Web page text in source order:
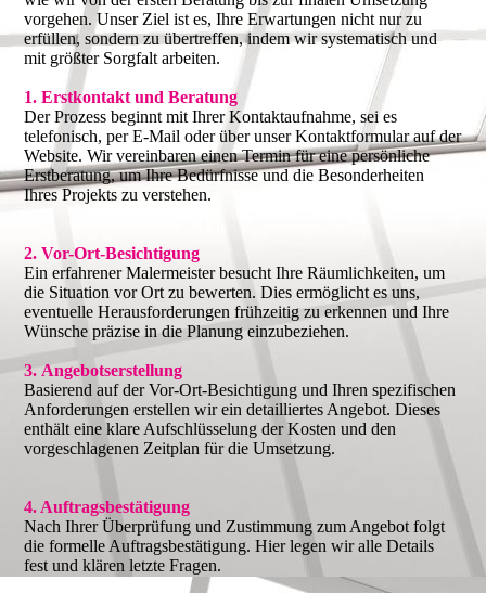
vorgehen. Unser Ziel ist es, Ihre Erwartungen nicht nur zu
erfüllen, sondern zu übertreffen, indem wir systematisch und
mit größter Sorgfalt arbeiten.
1. Erstkontakt und Beratung
Der Prozess beginnt mit Ihrer Kontaktaufnahme, sei es
telefonisch, per E-Mail oder über unser Kontaktformular auf der
Website. Wir vereinbaren einen Termin für eine persönliche
Erstberatung, um Ihre Bedürfnisse und die Besonderheiten
Ihres Projekts zu verstehen.
2. Vor-Ort-Besichtigung
Ein erfahrener Malermeister besucht Ihre Räumlichkeiten, um
die Situation vor Ort zu bewerten. Dies ermöglicht es uns,
eventuelle Herausforderungen frühzeitig zu erkennen und Ihre
Wünsche präzise in die Planung einzubeziehen.
3. Angebotserstellung
Basierend auf der Vor-Ort-Besichtigung und Ihren spezifischen
Anforderungen erstellen wir ein detailliertes Angebot. Dieses
enthält eine klare Aufschlüsselung der Kosten und den
vorgeschlagenen Zeitplan für die Umsetzung.
4. Auftragsbestätigung
Nach Ihrer Überprüfung und Zustimmung zum Angebot folgt
die formelle Auftragsbestätigung. Hier legen wir alle Details
fest und klären letzte Fragen.